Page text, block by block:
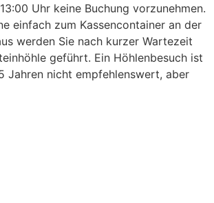
Uhr keine Buchung vorzunehmen.
einfach zum Kassencontainer an der
werden Sie nach kurzer Wartezeit
geführt. Ein Höhlenbesuch ist
Jahren nicht empfehlenswert, aber